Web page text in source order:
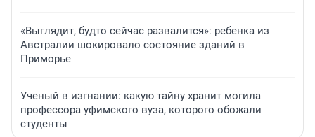
«Выглядит, будто сейчас развалится»: ребенка из
Австралии шокировало состояние зданий в
Приморье
Ученый в изгнании: какую тайну хранит могила
профессора уфимского вуза, которого обожали
студенты